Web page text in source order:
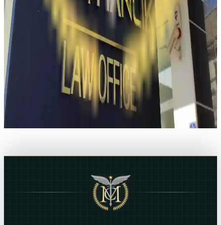
İŞ SAATLARIMIZ
Bazar Ertəsi – Cümə
09:00 - 18:00
Ofis xəritəsi
Xəritədə aç
MCT Hukuk
06520, Ceyhun Atuf Kansu, 50/1